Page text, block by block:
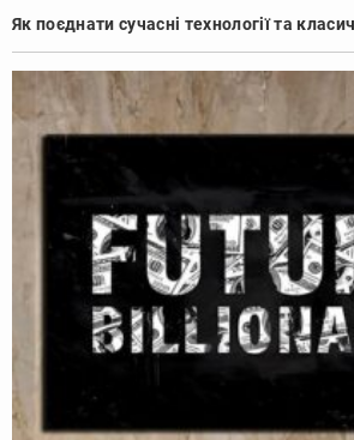
Як поєднати сучасні технології та